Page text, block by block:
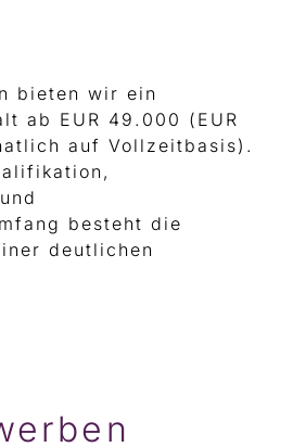
bieten wir ein
ab EUR 49.000 (EUR
auf Vollzeitbasis).
besteht die
deutlichen